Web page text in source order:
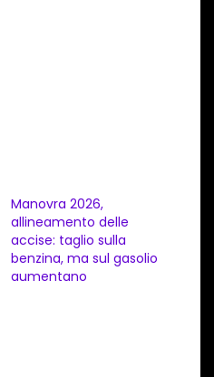
Manovra 2026,
allineamento delle
accise: taglio sulla
benzina, ma sul gasolio
aumentano